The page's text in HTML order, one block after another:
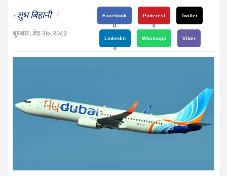
जीवनशैली
दर्शन
/
संस्कृति
देश
राजनीति
-शुभ बिहानी /
बुधबार, जेठ २७, २०८३
Facebook
0
Pinterest
0
Twitter
Linkedin
0
Whatsapp Viber